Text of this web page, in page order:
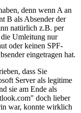
denn wenn A an
B als Absender der
natürlich z.B. per
die Umleitung nur
oder keinen SPF-
eingetragen hat.
dass Sie
Server als legitime
sie am Ende als
doch lieber
war, konnte wirklich